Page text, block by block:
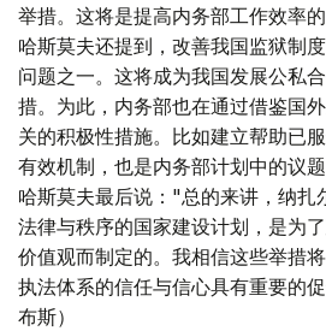
举措。这将是提高内务部工作效率
哈斯莫夫还提到，改善我国监狱制
问题之一。这将成为我国发展公私
措。为此，内务部也在通过借鉴国
关的积极性措施。比如建立帮助已
有效机制，也是内务部计划中的议题
哈斯莫夫最后说："总的来讲，纳扎
法律与秩序的国家建设计划，是为
价值观而制定的。我相信这些举措
执法体系的信任与信心具有重要的
布斯）